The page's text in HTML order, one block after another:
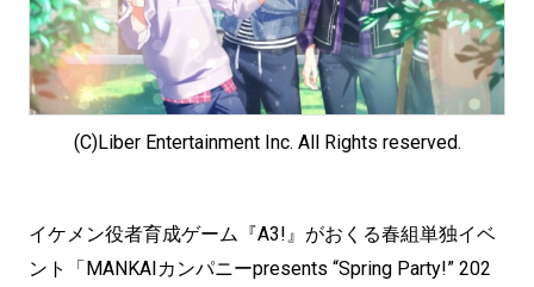
(C)Liber Entertainment Inc. All Rights reserved.
イケメン役者育成ゲーム『A3!』がおくる春組単独イベ
ント「MANKAIカンパニーpresents “Spring Party!” 202